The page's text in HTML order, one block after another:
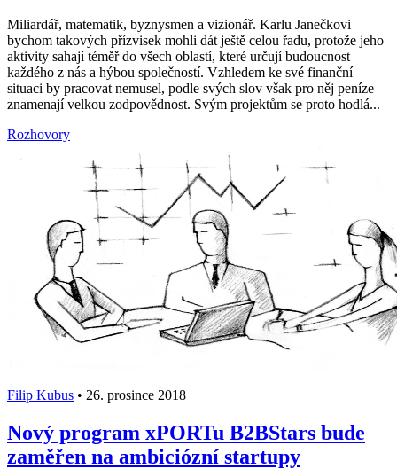
Miliardář, matematik, byznysmen a vizionář. Karlu Janečkovi
bychom takových přízvisek mohli dát ještě celou řadu, protože jeho
aktivity sahají téměř do všech oblastí, které určují budoucnost
každého z nás a hýbou společností. Vzhledem ke své finanční
situaci by pracovat nemusel, podle svých slov však pro něj peníze
znamenají velkou zodpovědnost. Svým projektům se proto hodlá...
Rozhovory
Filip Kubus • 26. prosince 2018
Nový program xPORTu B2BStars bude
zaměřen na ambiciózní startupy